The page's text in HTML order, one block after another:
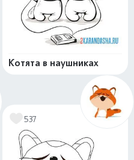
Котята в наушниках
537